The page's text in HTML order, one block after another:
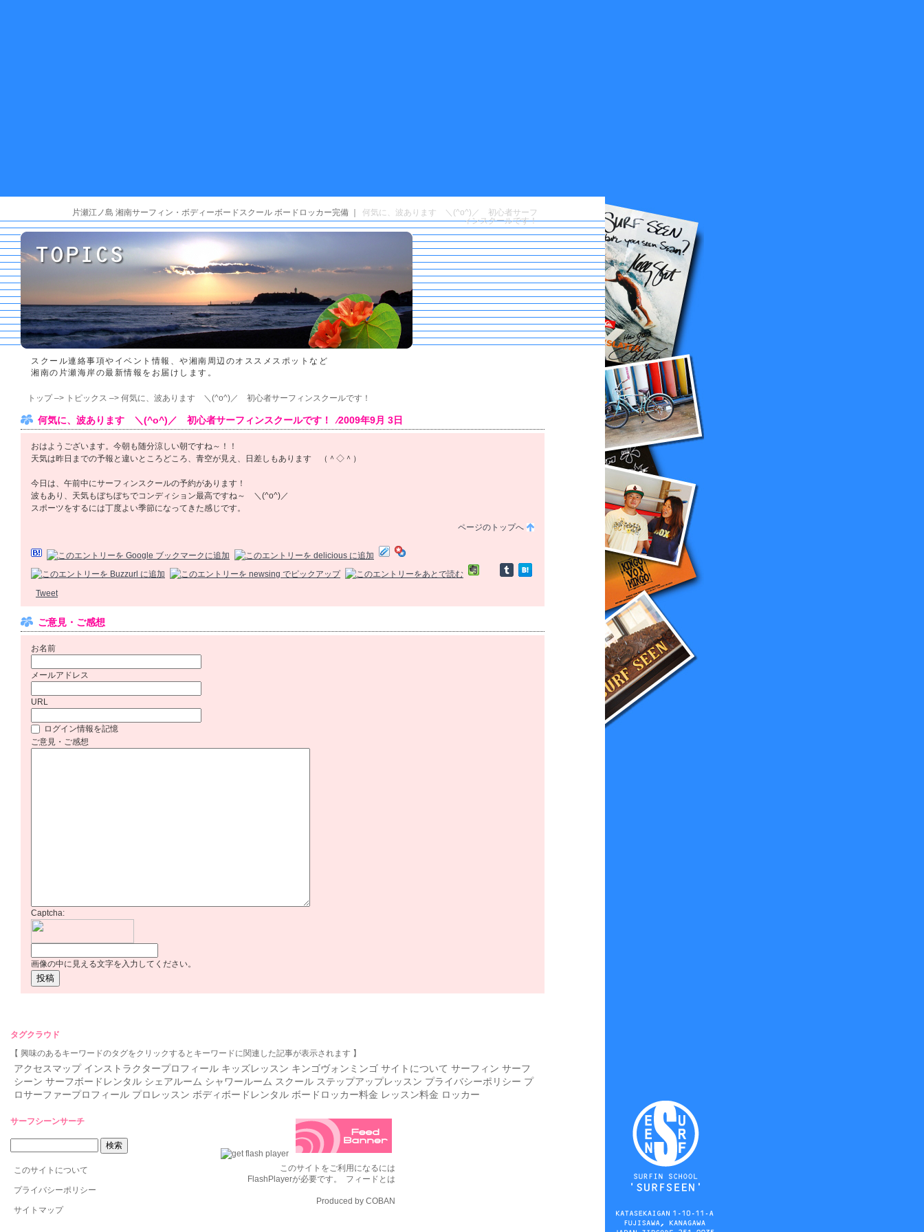
片瀬江ノ島 湘南サーフィン・ボディーボードスクール ボードロッカー完備 ｜
何気に、波あります ＼(^o^)／ 初心者サーフ
ィンスクールです！
スクール連絡事項やイベント情報、や湘南周辺のオススメスポットなど
湘南の片瀬海岸の最新情報をお届けします。
トップ–> トピックス –> 何気に、波あります ＼(^o^)／ 初心者サーフィンスクールです！
何気に、波あります ＼(^o^)／ 初心者サーフィンスクールです！ ⁄2009年9月 3日
おはようございます。今朝も随分涼しい朝ですね～！！
天気は昨日までの予報と違いところどころ、青空が見え、日差しもあります （＾◇＾）
今日は、午前中にサーフィンスクールの予約があります！
波もあり、天気もぼちぼちでコンディション最高ですね～ ＼(^o^)／
スポーツをするには丁度よい季節になってきた感じです。
ページのトップへ
Tweet
ご意見・ご感想
お名前
メールアドレス
URL
ログイン情報を記憶
ご意見・ご感想
Captcha:
画像の中に見える文字を入力してください。
タグクラウド
【 興味のあるキーワードのタグをクリックするとキーワードに関連した記事が表示されます 】
アクセスマップ インストラクタープロフィール キッズレッスン キンゴヴォンミンゴ サイトについて サーフィン サーフ
シーン サーフボードレンタル シェアルーム シャワールーム スクール ステップアップレッスン プライバシーポリシー プ
ロサーファープロフィール プロレッスン ボディボードレンタル ボードロッカー料金 レッスン料金 ロッカー
サーフシーンサーチ
このサイトについて
プライバシーポリシー
サイトマップ
このサイトをご利用になるには
FlashPlayerが必要です。 フィードとは
Produced by COBAN